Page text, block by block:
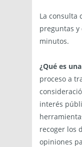
La consulta
preguntas y
minutos.
¿Qué es
proceso a
interés
recoger los
opiniones